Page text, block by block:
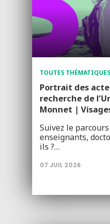
TOUTES THÉMATIQUES
Portrait des
recherche de
Monnet |
Suivez le
enseignants,
ils ?…
07 JUIL 2026